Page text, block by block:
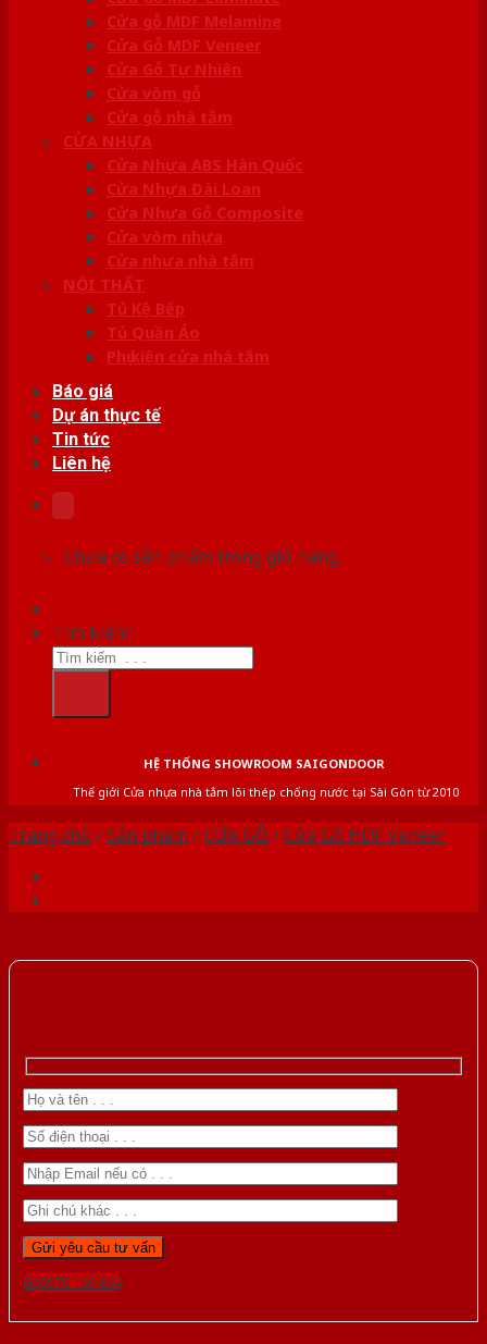
Cửa gỗ MDF Melamine
Cửa Gỗ MDF Veneer
Cửa Gỗ Tự Nhiên
Cửa vòm gỗ
Cửa gỗ nhà tắm
CỬA NHỰA
Cửa Nhựa ABS Hàn Quốc
Cửa Nhựa Đài Loan
Cửa Nhựa Gỗ Composite
Cửa vòm nhựa
Cửa nhựa nhà tắm
NỘI THẤT
Tủ Kệ Bếp
Tủ Quần Áo
Phụ kiện cửa nhà tắm
Báo giá
Dự án thực tế
Tin tức
Liên hệ
Chưa có sản phẩm trong giỏ hàng.
Tìm kiếm:
HỆ THỐNG SHOWROOM SAIGONDOOR
Thế giới Cửa nhựa nhà tắm lõi thép chống nước tại Sài Gòn từ 2010
Trang chủ /Sản phẩm /CỬA GỖ /Cửa Gỗ HDF Veneer
Gọi 0976.169.864